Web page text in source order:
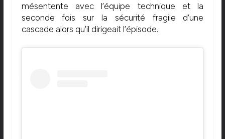
mésentente avec l’équipe technique et la
seconde fois sur la sécurité fragile d’une
cascade alors qu’il dirigeait l’épisode.